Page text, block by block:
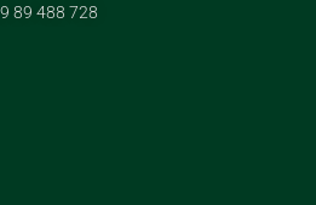
89 488 728